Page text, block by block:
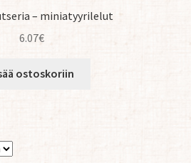
– miniatyyrilelut
6.07€
ostoskoriin